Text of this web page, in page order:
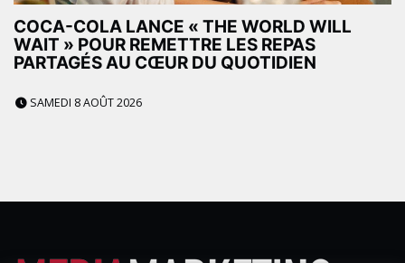
COCA-COLA LANCE « THE WORLD WILL
WAIT » POUR REMETTRE LES REPAS
PARTAGÉS AU CŒUR DU QUOTIDIEN
SAMEDI 8 AOÛT 2026